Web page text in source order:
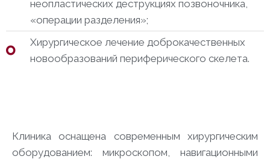
неопластических деструкциях позвоночника,
«операции разделения»;
Хирургическое лечение доброкачественных
новообразований периферического скелета.
Клиника оснащена современным хирургическим
оборудованием: микроскопом, навигационными